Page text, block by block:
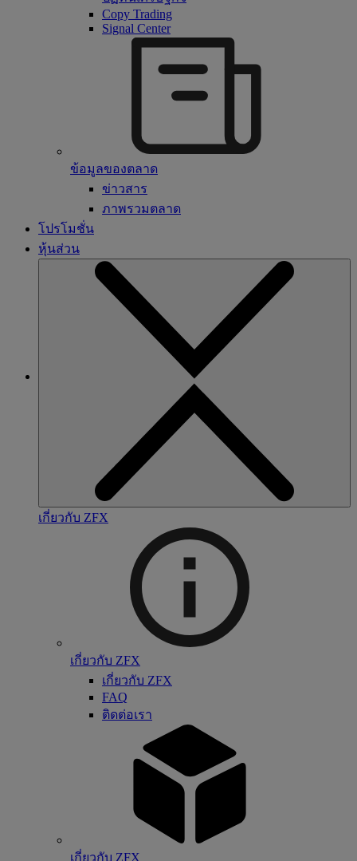
Copy Trading
Signal Center
ข้อมูลของตลาด
ข่าวสาร
ภาพรวมตลาด
โปรโมชั่น
หุ้นส่วน
เกี่ยวกับ ZFX
เกี่ยวกับ ZFX
เกี่ยวกับ ZFX
FAQ
ติดต่อเรา
เกี่ยวกับ ZFX